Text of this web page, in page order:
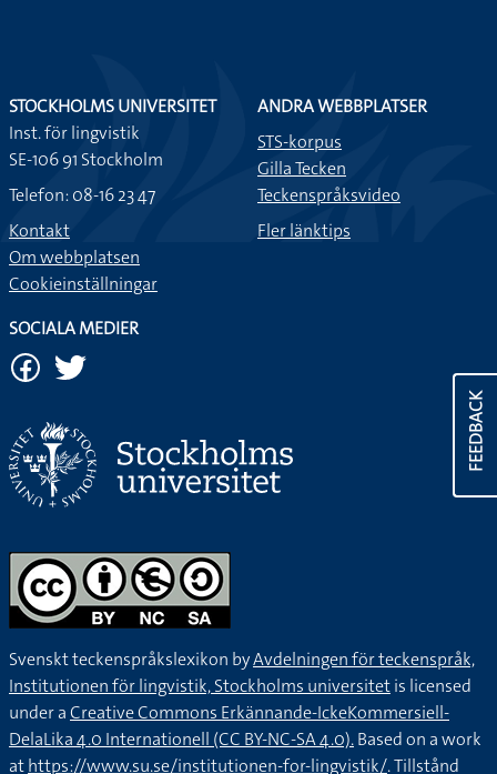
FEEDBACK
STOCKHOLMS UNIVERSITET
Inst. för lingvistik
SE-106 91 Stockholm
Telefon: 08-16 23 47
Kontakt
Om webbplatsen
Cookieinställningar
ANDRA WEBBPLATSER
STS-korpus
Gilla Tecken
Teckenspråksvideo
Fler länktips
SOCIALA MEDIER
Svenskt teckenspråkslexikon byAvdelningen för teckenspråk,
Institutionen för lingvistik, Stockholms universitetis licensed
under aCreative Commons Erkännande-IckeKommersiell-
DelaLika 4.0 Internationell (CC BY-NC-SA 4.0).Based on a work
athttps://www.su.se/institutionen-for-lingvistik/. Tillstånd